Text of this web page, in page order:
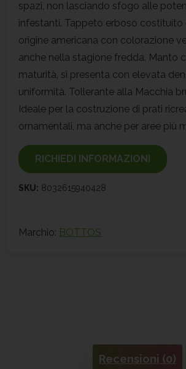
spazi, non lasciando sfogo alle
infestanti. Tappeto erboso costituito
origine americana con colorazione
anche nella stagione fredda. Manto
maturità, si presenta con elevata
uniformità. Tollerante alla Macchia
Ideale per la costruzione di prati
ornamentali, ma anche per aree più
RICHIEDI INFORMAZIONI
SKU: 8032615940428
Marchio: BOTTOS
Recensioni (0)